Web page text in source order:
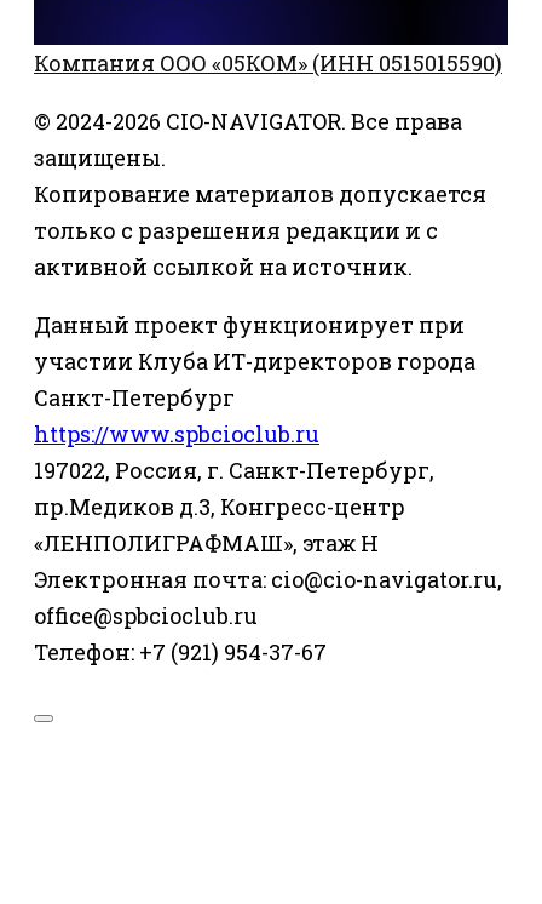
Компания ООО «05КОМ» (ИНН 0515015590)
© 2024-2026 CIO-NAVIGATOR. Все права
защищены.
Копирование материалов допускается
только с разрешения редакции и с
активной ссылкой на источник.
Данный проект функционирует при
участии Клуба ИТ-директоров города
Санкт-Петербург
https://www.spbcioclub.ru
197022, Россия, г. Санкт-Петербург,
пр.Медиков д.3, Конгресс-центр
«ЛЕНПОЛИГРАФМАШ», этаж Н
Электронная почта: cio@cio-navigator.ru,
office@spbcioclub.ru
Телефон: +7 (921) 954-37-67